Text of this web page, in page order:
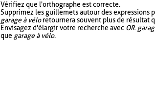
Vérifiez que l'orthographe est correcte.
Supprimez les guillemets autour des expressions
garage à véloretournera souvent plus de résultat
Envisagez d'élargir votre recherche avec OR.
que garage à vélo.